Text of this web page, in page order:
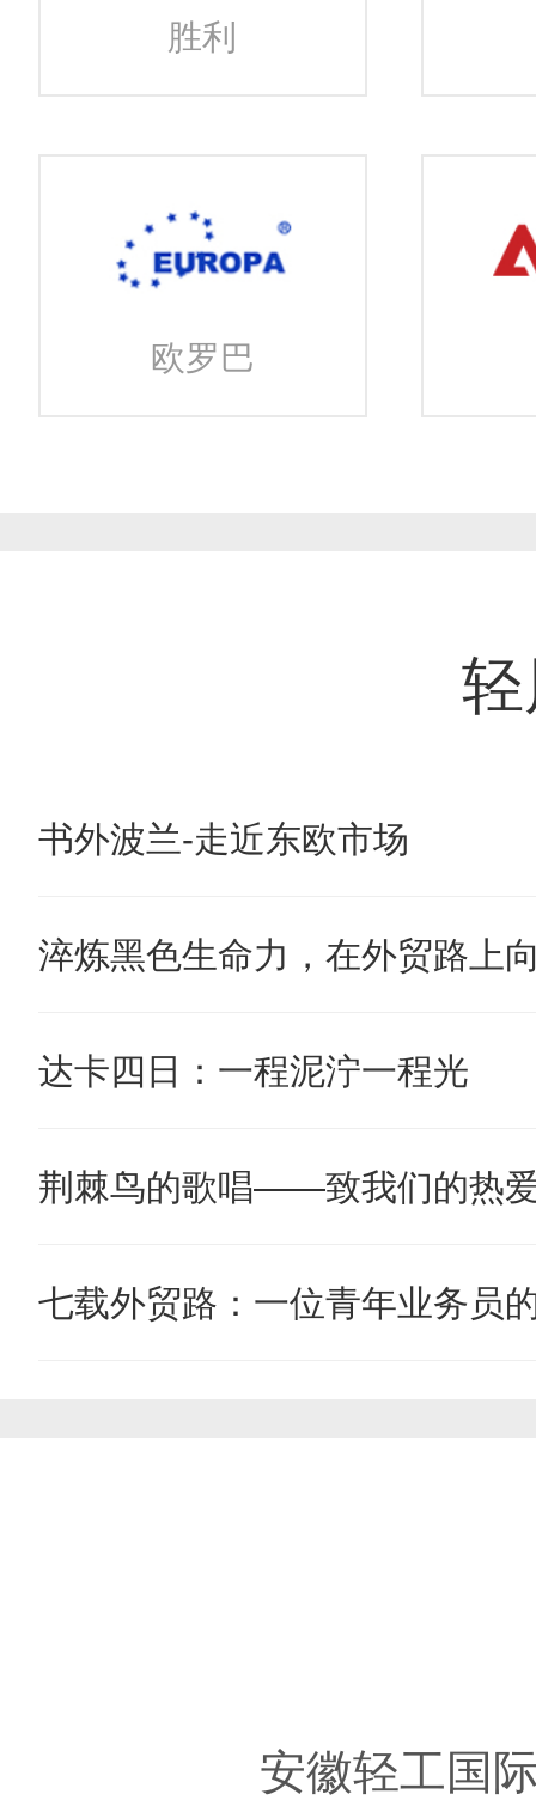
胜利
欧罗巴
书外波兰-走近东欧市场
淬炼黑色生命力，在外贸路上
达卡四日：一程泥泞一程光
荆棘鸟的歌唱——致我们的热
七载外贸路：一位青年业务员
安徽轻工国